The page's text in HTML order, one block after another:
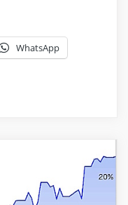
WhatsApp